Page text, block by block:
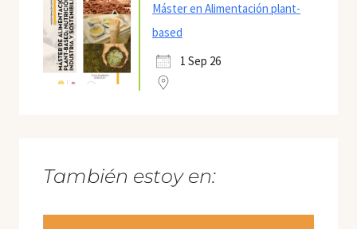
Máster en Alimentación plant-
based
1 Sep 26
También estoy en: